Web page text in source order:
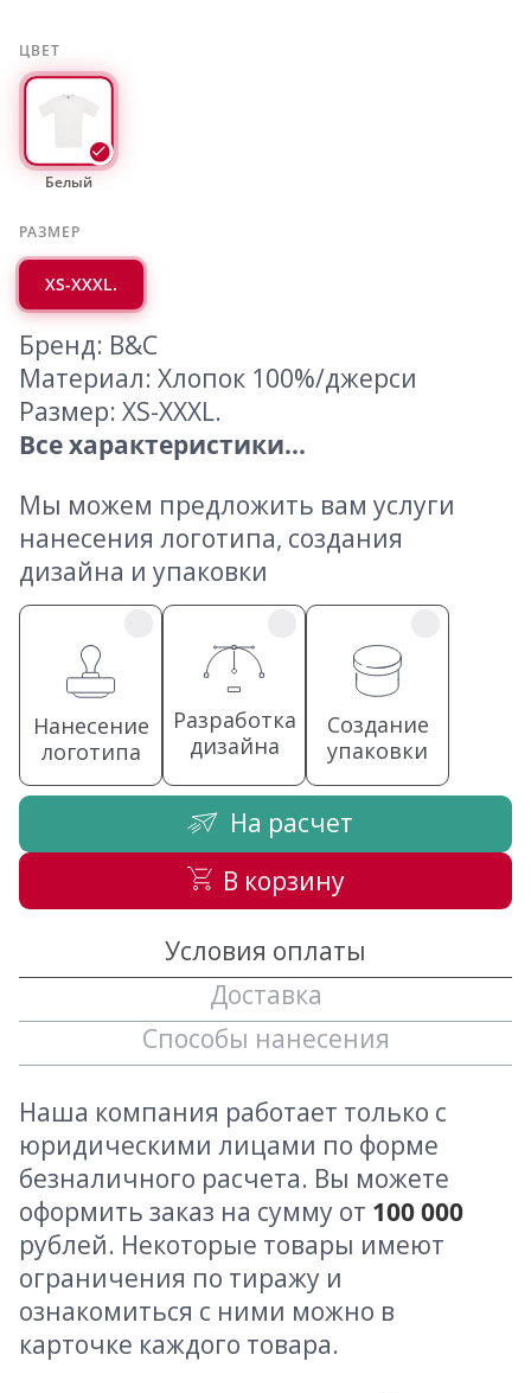
ЦВЕТ
Белый
РАЗМЕР
XS-XXXL.
Бренд: B&C
Материал: Хлопок 100%/джерси
Размер: XS-XXXL.
Все характеристики...
Мы можем предложить вам услуги
нанесения логотипа, создания
дизайна и упаковки
Нанесение
логотипа
Разработка
дизайна
Создание
упаковки
На расчет
В корзину
Условия оплаты
Доставка
Способы нанесения
Наша компания работает только с
юридическими лицами по форме
безналичного расчета. Вы можете
оформить заказ на сумму от 100 000
рублей. Некоторые товары имеют
ограничения по тиражу и
ознакомиться с ними можно в
карточке каждого товара.